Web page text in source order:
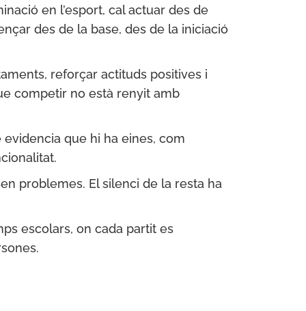
en l’esport, cal actuar des de
des de la base, des de la iniciació
reforçar actituds positives i
competir no està renyit amb
que hi ha eines, com
problemes. El silenci de la resta ha
escolars, on cada partit es